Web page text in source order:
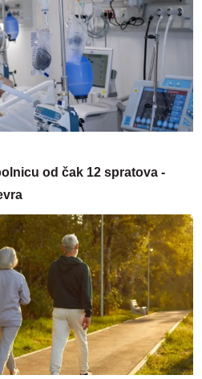
od čak 12 spratova -